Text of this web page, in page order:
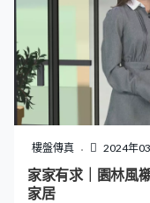
樓盤傳真 2024年
家家有求｜園林風
家居